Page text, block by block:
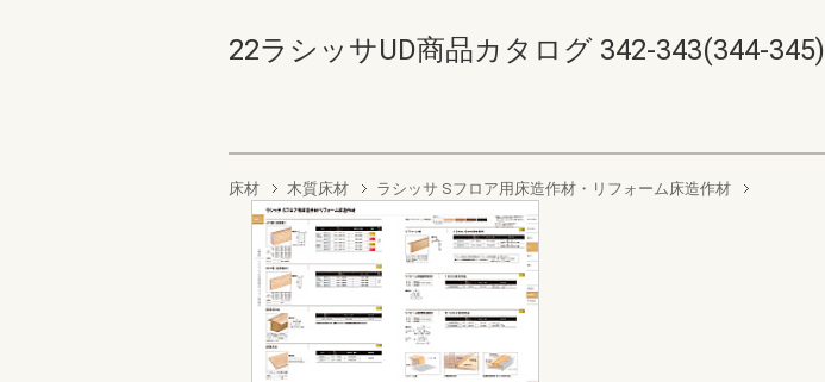
22ラシッサUD商品カタログ 342-343(344-345)
床材 木質床材 ラシッサ Sフロア用床造作材・リフォーム床造作材